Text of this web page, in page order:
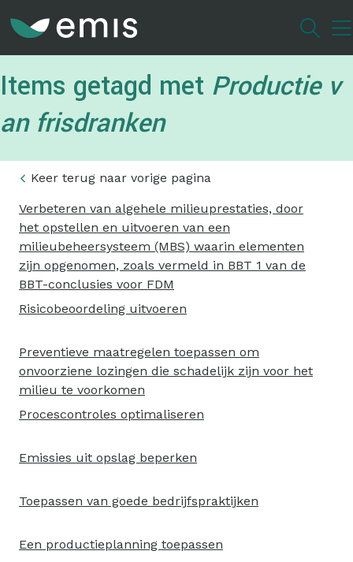
inhoud
Items getagd met Productie v
an frisdranken
Keer terug naar vorige pagina
Verbeteren van algehele milieuprestaties, door
het opstellen en uitvoeren van een
milieubeheersysteem (MBS) waarin elementen
zijn opgenomen, zoals vermeld in BBT 1 van de
BBT-conclusies voor FDM
Risicobeoordeling uitvoeren
Preventieve maatregelen toepassen om
onvoorziene lozingen die schadelijk zijn voor het
milieu te voorkomen
Procescontroles optimaliseren
Emissies uit opslag beperken
Toepassen van goede bedrijfspraktijken
Een productieplanning toepassen